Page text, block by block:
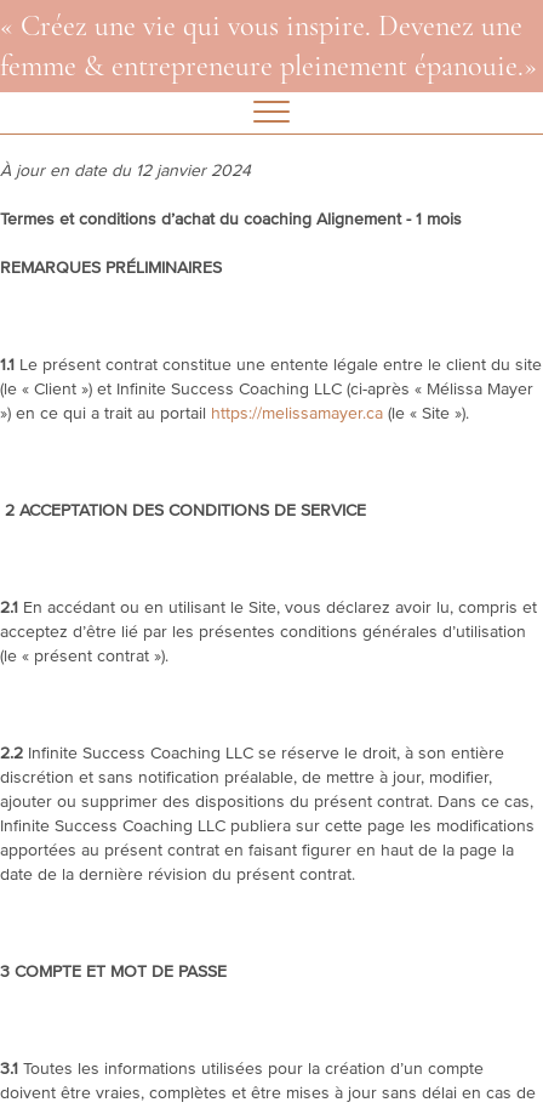
« Créez une vie qui vous inspire. Devenez une
femme & entrepreneure pleinement épanouie.»
À jour en date du 12 janvier 2024
Termes et conditions d’achat du coaching Alignement - 1 mois
REMARQUES PRÉLIMINAIRES
1.1 Le présent contrat constitue une entente légale entre le client du site
(le « Client ») et Infinite Success Coaching LLC (ci-après « Mélissa Mayer
») en ce qui a trait au portail
https://melissamayer.ca (le « Site »).
2 ACCEPTATION DES CONDITIONS DE SERVICE
2.1 En accédant ou en utilisant le Site, vous déclarez avoir lu, compris et
acceptez d’être lié par les présentes conditions générales d’utilisation
(le « présent contrat »).
2.2 Infinite Success Coaching LLC se réserve le droit, à son entière
discrétion et sans notification préalable, de mettre à jour, modifier,
ajouter ou supprimer des dispositions du présent contrat. Dans ce cas,
Infinite Success Coaching LLC publiera sur cette page les modifications
apportées au présent contrat en faisant figurer en haut de la page la
date de la dernière révision du présent contrat.
3 COMPTE ET MOT DE PASSE
3.1 Toutes les informations utilisées pour la création d’un compte
doivent être vraies, complètes et être mises à jour sans délai en cas de